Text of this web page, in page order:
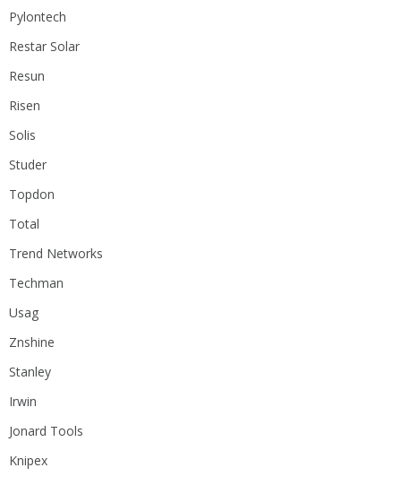
Pylontech
Restar Solar
Resun
Risen
Solis
Studer
Topdon
Total
Trend Networks
Techman
Usag
Znshine
Stanley
Irwin
Jonard Tools
Knipex